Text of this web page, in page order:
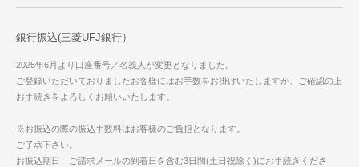
銀行振込(三菱UFJ銀行）
2025年6月より口座番号／名義人が変更となりました。
ご登録いただいておりましたお客様にはお手数をお掛けいたしますが、ご確認の上
お手続きをよろしくお願いいたします。
※お振込の際の振込手数料はお客様のご負担となります。
ご了承下さい。
お振込期日 ご請求メールの到着日を含む3日間(土日祝除く)にお手続きくださ